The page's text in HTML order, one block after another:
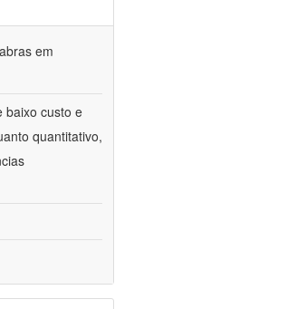
em
baixo custo e
quantitativo,